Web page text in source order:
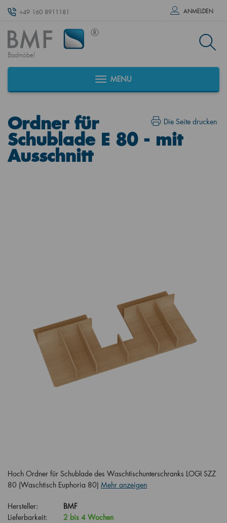
+49 160 8911181 ANMELDEN
Badmöbel
MENU
Die Seite drucken
Ordner für
Schublade E 80 - mit
Ausschnitt
Hoch Ordner für Schublade des Waschtischunterschranks LOGI SZZ
80 (Waschtisch Euphoria 80) Mehr anzeigen
Hersteller:
BMF
Lieferbarkeit:
2 bis 4 Wochen